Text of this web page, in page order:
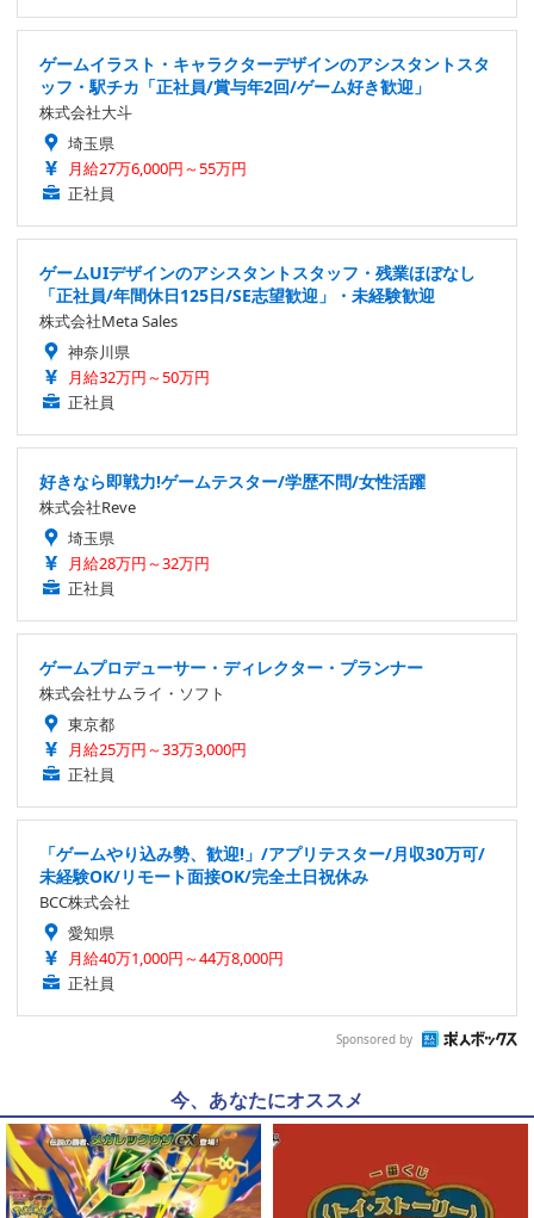
ゲームイラスト・キャラクターデザインのアシスタントスタ
ッフ・駅チカ「正社員/賞与年2回/ゲーム好き歓迎」
株式会社大斗
埼玉県
月給27万6,000円～55万円
正社員
ゲームUIデザインのアシスタントスタッフ・残業ほぼなし
「正社員/年間休日125日/SE志望歓迎」・未経験歓迎
株式会社Meta Sales
神奈川県
月給32万円～50万円
正社員
好きなら即戦力!ゲームテスター/学歴不問/女性活躍
株式会社Reve
埼玉県
月給28万円～32万円
正社員
ゲームプロデューサー・ディレクター・プランナー
株式会社サムライ・ソフト
東京都
月給25万円～33万3,000円
正社員
「ゲームやり込み勢、歓迎!」/アプリテスター/月収30万可/
未経験OK/リモート面接OK/完全土日祝休み
BCC株式会社
愛知県
月給40万1,000円～44万8,000円
正社員
Sponsored by
今、あなたにオススメ